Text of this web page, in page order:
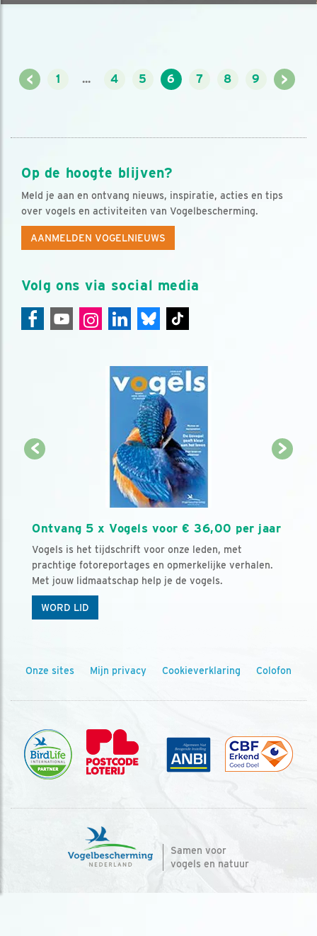
< 1 ... 4 5 6 7 8 9 >
Op de hoogte blijven?
Meld je aan en ontvang nieuws, inspiratie, acties en tips
over vogels en activiteiten van Vogelbescherming.
AANMELDEN VOGELNIEUWS
Volg ons via social media
Ontvang 5 x Vogels voor € 36,00 per jaar
Vogels is het tijdschrift voor onze leden, met
prachtige fotoreportages en opmerkelijke verhalen.
Met jouw lidmaatschap help je de vogels.
WORD LID
Onze sites Mijn privacy Cookieverklaring Colofon
Samen voor
vogels en natuur